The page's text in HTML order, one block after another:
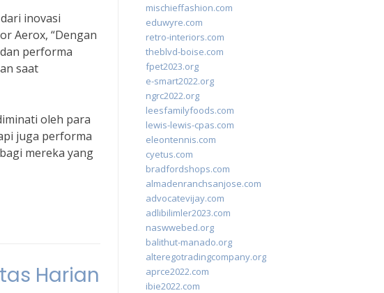
inovasi
Aerox, “Dengan
performa
saat
oleh para
juga performa
mereka yang
Harian
mischieffashion.com
eduwyre.com
retro-interiors.com
theblvd-boise.com
fpet2023.org
e-smart2022.org
ngrc2022.org
leesfamilyfoods.com
lewis-lewis-cpas.com
eleontennis.com
cyetus.com
bradfordshops.com
almadenranchsanjose.com
advocatevijay.com
adlibilimler2023.com
naswwebed.org
balithut-manado.org
alteregotradingcompany.org
aprce2022.com
ibie2022.com